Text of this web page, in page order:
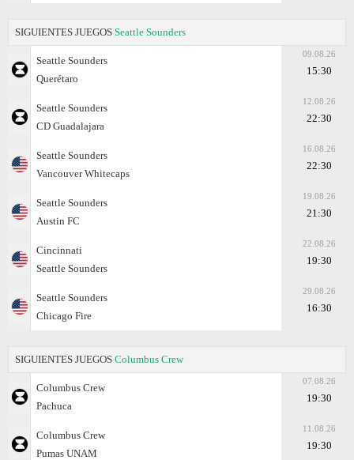
SIGUIENTES JUEGOS Seattle Sounders
Seattle Sounders
Querétaro
09.08.26
15:30
Seattle Sounders
CD Guadalajara
12.08.26
22:30
Seattle Sounders
Vancouver Whitecaps
16.08.26
22:30
Seattle Sounders
Austin FC
19.08.26
21:30
Cincinnati
Seattle Sounders
22.08.26
19:30
Seattle Sounders
Chicago Fire
29.08.26
16:30
SIGUIENTES JUEGOS Columbus Crew
Columbus Crew
Pachuca
07.08.26
19:30
Columbus Crew
Pumas UNAM
11.08.26
19:30